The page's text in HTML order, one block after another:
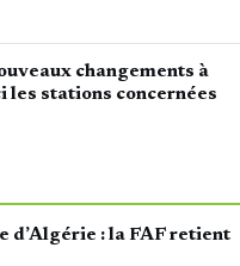
changements à
les stations concernées
d’Algérie : la FAF retient